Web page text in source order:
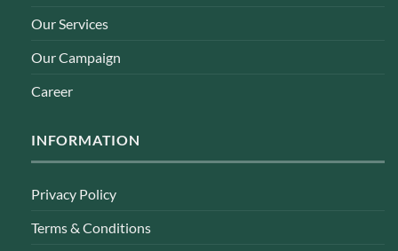
Our Services
Our Campaign
Career
INFORMATION
Privacy Policy
Terms & Conditions